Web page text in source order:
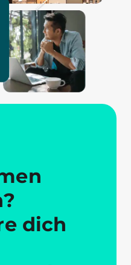
dich